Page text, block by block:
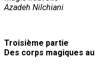
Azadeh Nilchiani
Troisième partie
Des corps magiques